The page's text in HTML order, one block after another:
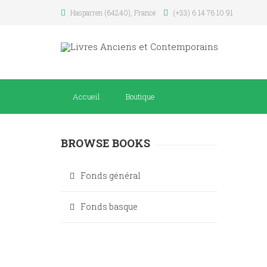
Hasparren (64240), France (+33) 6 14 76 10 91
Accueil Boutique
BROWSE BOOKS
Fonds général
Fonds basque